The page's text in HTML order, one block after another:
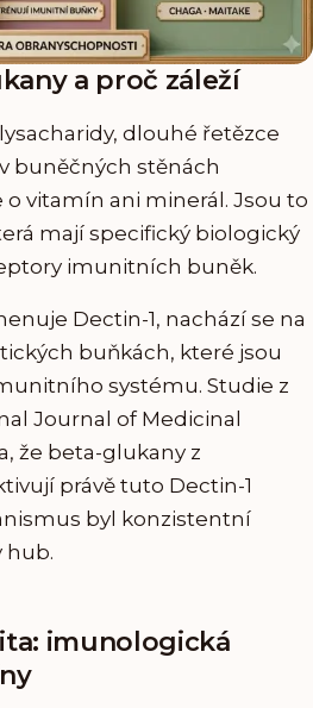
a proč záleží
dlouhé řetězce
buněčných stěnách
vitamín ani minerál. Jsou to
mají specifický biologický
imunitních buněk.
Dectin-1, nachází se na
buňkách, které jsou
systému. Studie z
Journal of Medicinal
že beta-glukany z
právě tuto Dectin-1
byl konzistentní
hub.
imunologická